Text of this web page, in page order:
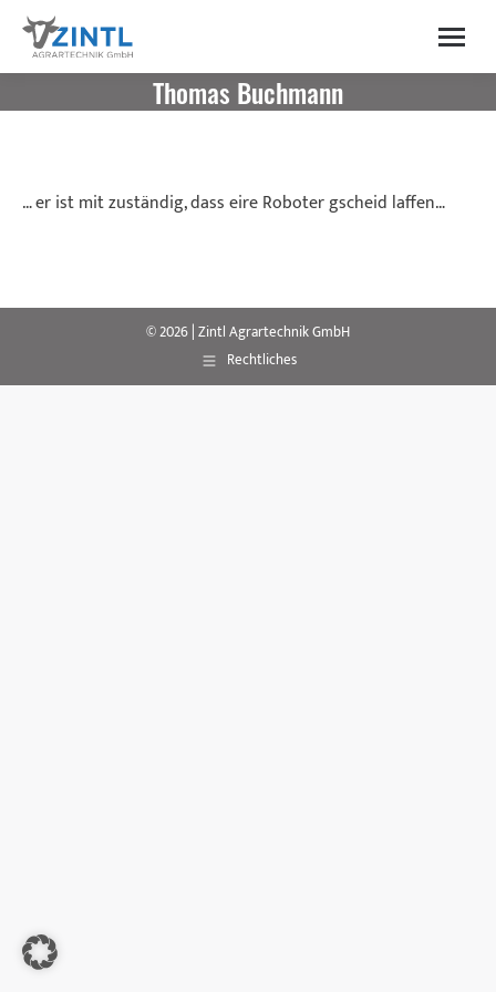
content
Thomas Buchmann
… er ist mit zuständig, dass eire Roboter gscheid laffen…
© 2026 | Zintl Agrartechnik GmbH
Rechtliches